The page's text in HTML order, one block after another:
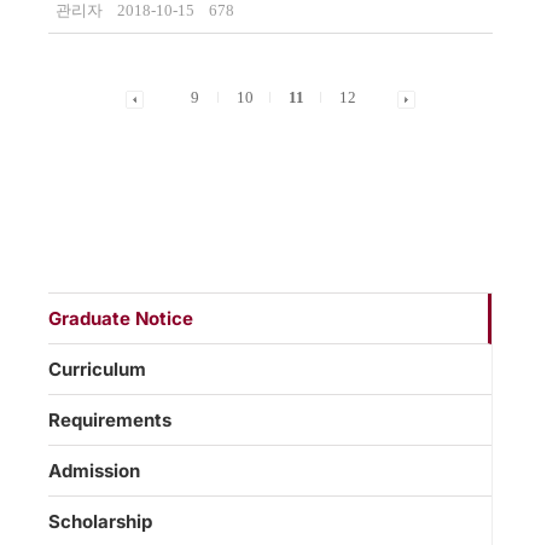
관리자
2018-10-15 678
9 10 11 12
Graduate Notice
Curriculum
Requirements
Admission
Scholarship